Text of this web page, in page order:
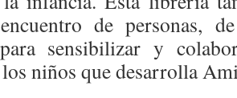
de personas,
sensibilizar y
niños que desarrolla